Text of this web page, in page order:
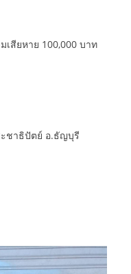
สียหาย 100,000 บาท
ชาธิปัตย์ อ.ธัญบุรี